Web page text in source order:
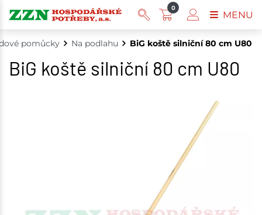
pomůcky Na podlahu BiG koště silniční 80 cm U80
BiG koště silniční 80 cm U80
0
MENU